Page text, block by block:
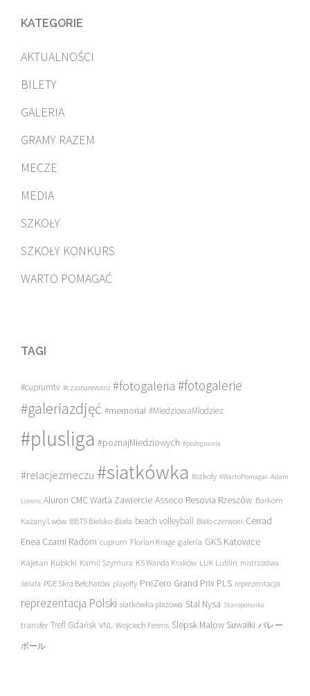
KATEGORIE
AKTUALNOŚCI
BILETY
GALERIA
GRAMY RAZEM
MECZE
MEDIA
SZKOŁY
SZKOŁY KONKURS
WARTO POMAGAĆ
TAGI
#cuprumtv #czasnarewanż #fotogaleria #fotogalerie
#galeriazdjęć #memoriał #MiedziowaMlodziez
#plusliga #poznajMiedziowych #pożegnania
#relacjezmeczu #siatkówka #szkoły #WartoPomagac Adam
Lorenc Aluron CMC Warta Zawiercie Asseco Resovia Rzeszów Barkom
Każany Lwów BBTS Bielsko-Biała beach volleyball Biało-czerwoni Cerrad
Enea Czarni Radom cuprum Florian Krage galeria GKS Katowice
Kajetan Kubicki Kamil Szymura KS Wanda Kraków LUK Lublin mistrzostwa
świata PGE Skra Bełchatów playoffy PreZero Grand Prix PLS reprezentacja
reprezentacja Polski siatkówka plażowa Stal Nysa Staropolanka
transfer Trefl Gdańsk VNL Wojciech Ferens Ślepsk Malow Suwałki バレー
ボール